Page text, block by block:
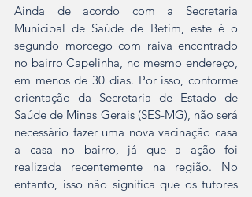
Ainda de acordo com a Secretaria
Municipal de Saúde de Betim, este é o
segundo morcego com raiva encontrado
no bairro Capelinha, no mesmo endereço,
em menos de 30 dias. Por isso, conforme
orientação da Secretaria de Estado de
Saúde de Minas Gerais (SES-MG), não será
necessário fazer uma nova vacinação casa
a casa no bairro, já que a ação foi
realizada recentemente na região. No
entanto, isso não significa que os tutores